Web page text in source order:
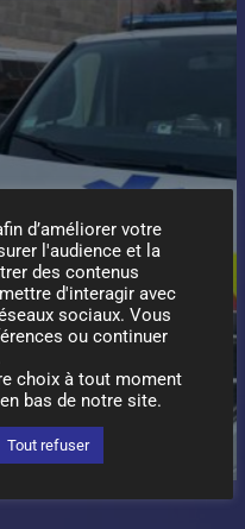
d’améliorer votre
l'audience et la
des contenus
d'interagir avec
sociaux. Vous
ou continuer
choix à tout moment
bas de notre site.
Tout refuser